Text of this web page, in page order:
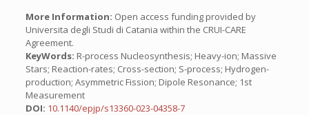
More Information: Open access funding provided by
Universita degli Studi di Catania within the CRUI-CARE
Agreement.
KeyWords: R-process Nucleosynthesis; Heavy-ion; Massive
Stars; Reaction-rates; Cross-section; S-process; Hydrogen-
production; Asymmetric Fission; Dipole Resonance; 1st
Measurement
DOI: 10.1140/epjp/s13360-023-04358-7